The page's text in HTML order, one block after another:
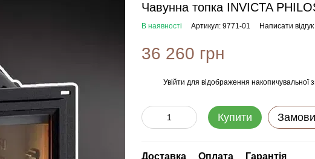
Чавунна топка INVICTA
В наявності Артикул: 9771-01 Написати відгук
36 260 грн
Увійти для відображення накопичувальної
Купити
Доставка Оплата
Гарантія